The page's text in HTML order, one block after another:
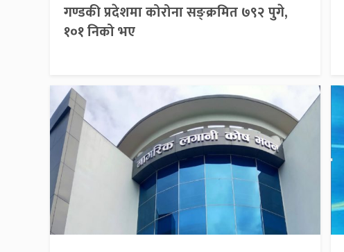
गण्डकी प्रदेशमा कोरोना सङ्क्रमित ७९२ पुगे,
१०१ निको भए